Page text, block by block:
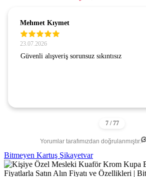
Mehmet Kıymet
23.07.2026
Güvenli alışveriş sorunsuz sıkıntısız
Yorumlar tarafımızdan doğrulanmıştır.
Bitmeyen Kartuş Şikayetvar